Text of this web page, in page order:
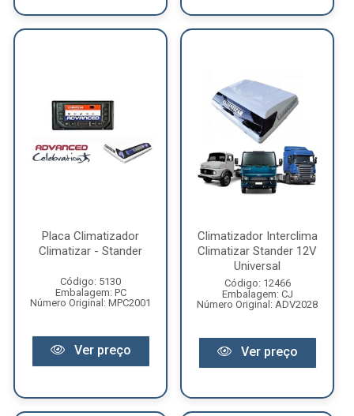
Placa Climatizador
Climatizar - Stander
Código: 5130
Embalagem: PC
Número Original: MPC2001
Ver preço
Climatizador Interclima
Climatizar Stander 12V
Universal
Código: 12466
Embalagem: CJ
Número Original: ADV2028
Ver preço